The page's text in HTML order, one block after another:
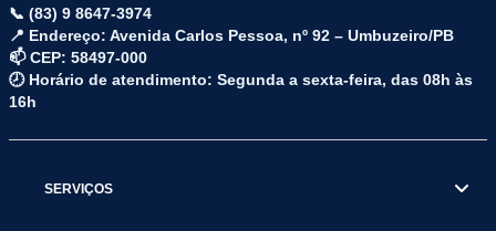
📞 (83) 9 8647-3974
📍 Endereço: Avenida Carlos Pessoa, nº 92 – Umbuzeiro/PB
📫 CEP: 58497-000
🕗 Horário de atendimento: Segunda a sexta-feira, das 08h às
16h
SERVIÇOS